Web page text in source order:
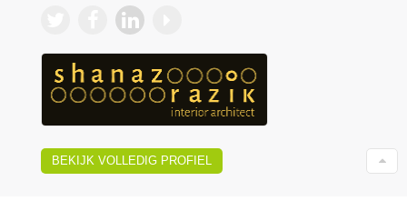
BEKIJK VOLLEDIG PROFIEL